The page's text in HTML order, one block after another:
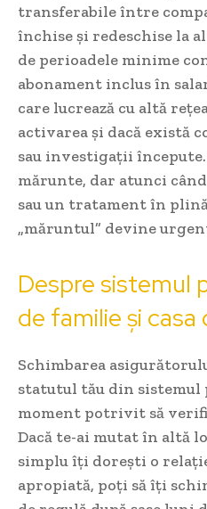
transferabile între
închise și redeschise la
de perioadele minime
abonament inclus în
care lucrează cu altă
activarea și dacă există
sau investigații
mărunte, dar atunci
sau un tratament în
„măruntul” devine
Despre sistemul
de familie și casa
Schimbarea
statutul tău din sistemul
moment potrivit să
Dacă te-ai mutat în altă
simplu îți dorești o
apropiată, poți să îți